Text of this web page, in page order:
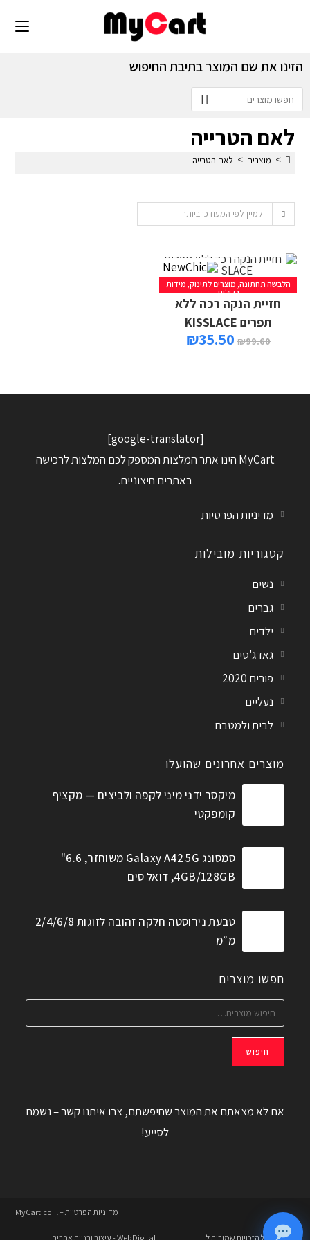
הזינו את שם המוצר בתיבת החיפוש
לאם הטרייה
> מוצרים > לאם הטרייה
למיין לפי המעודכן ביותר
הלבשה תחתונה, מוצרים לתינוק, מידות
גדולות
חזיית הנקה רכה ללא
תפרים KISSLACE
₪99.60
₪35.50
[google-translator]
MyCart הינו אתר המלצות המספק לכם המלצות לרכישה
באתרים חיצוניים.
מדיניות הפרטיות
קטגוריות מובילות
נשים
גברים
ילדים
גאדג'טים
פורים 2020
נעליים
לבית ולמטבח
מוצרים אחרונים שהועלו
מיקסר ידני מיני לקפה ולביצים — מקציף
קומפקטי
סמסונג Galaxy A42 5G משוחזר, 6.6"
4GB/128GB, דואל סים
טבעת נירוסטה חלקה זהובה לזוגות 2/4/6/8
מ״מ
חפשו מוצרים
חיפוש
אם לא מצאתם את המוצר שחיפשתם, צרו איתנו קשר – נשמח
לסייע!
מדיניות הפרטיות – MyCart.co.il
© 2026 כל הזכויות שמורות ל WebDigital- עיצוב ובניית אתרים